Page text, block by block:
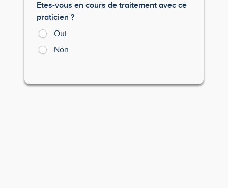
Etes-vous en cours de traitement avec ce
praticien ?
Oui
Non